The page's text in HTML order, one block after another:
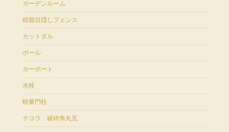
ガーデンルーム
樹脂目隠しフェンス
カットダル
ポール
カーポート
水栓
軽量門柱
テコラ 破砕角丸瓦